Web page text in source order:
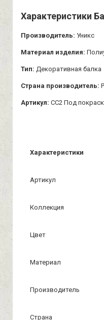
Характеристики
Производитель: Уникс
Материал изделия:
Тип: Декоративная балка
Страна производитель:
Артикул: СС2 Под
Характеристики
Артикул
Коллекция
Цвет
Материал
Производитель
Страна